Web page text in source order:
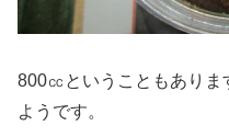
800㏄ということもありま
ようです。